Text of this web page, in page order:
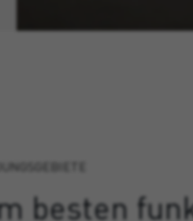
besten